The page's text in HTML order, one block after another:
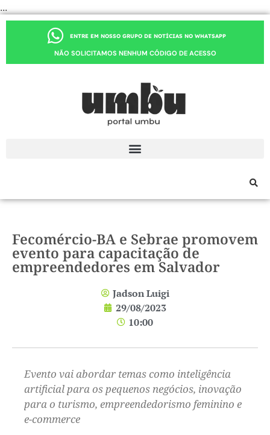
...
ENTRE EM NOSSO GRUPO DE NOTÍCIAS NO WHATSAPP
NÃO SOLICITAMOS NENHUM CÓDIGO DE ACESSO
Fecomércio-BA e Sebrae promovem
evento para capacitação de
empreendedores em Salvador
Jadson Luigi
29/08/2023
10:00
Evento vai abordar temas como inteligência
artificial para os pequenos negócios, inovação
para o turismo, empreendedorismo feminino e
e-commerce